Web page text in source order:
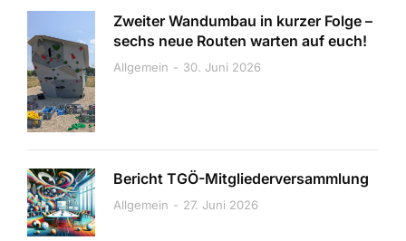
Zweiter Wandumbau in kurzer Folge –
sechs neue Routen warten auf euch!
Allgemein 30. Juni 2026
Bericht TGÖ-Mitgliederversammlung
Allgemein 27. Juni 2026